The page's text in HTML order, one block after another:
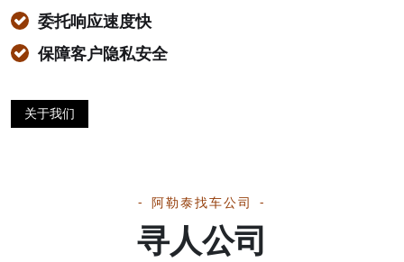
委托响应速度快
保障客户隐私安全
关于我们
阿勒泰找车公司
寻人公司